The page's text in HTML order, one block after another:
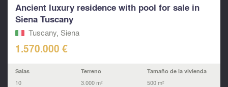
Ancient luxury residence with pool for sale in
Siena Tuscany
Tuscany, Siena
1.570.000 €
Salas
10
Terreno
3.000 m²
Tamaño de la vivienda
500 m²